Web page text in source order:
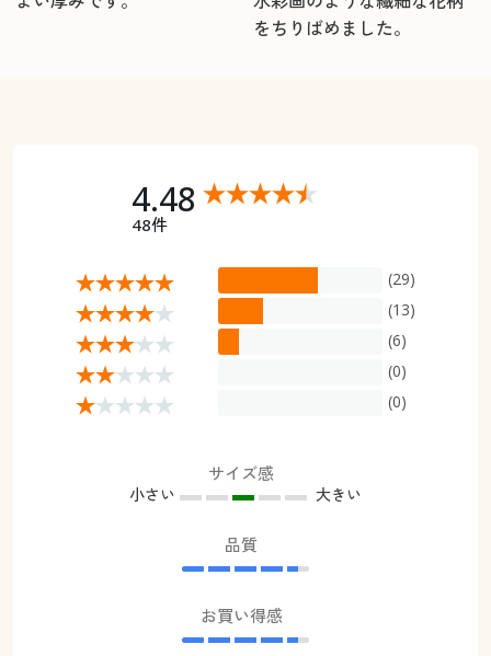
をちりばめました。
4.48
48件
(29)
(13)
(6)
(0)
(0)
サイズ感
小さい 大きい
品質
お買い得感